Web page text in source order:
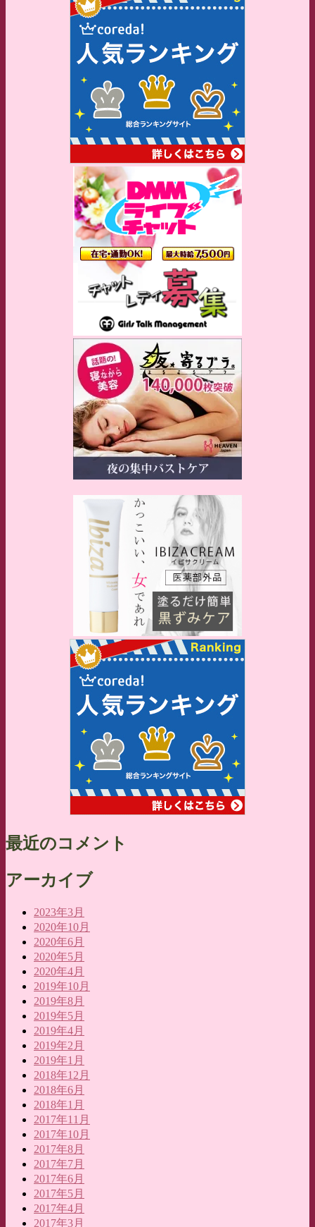
最近のコメント
アーカイブ
2023年3月
2020年10月
2020年6月
2020年5月
2020年4月
2019年10月
2019年8月
2019年5月
2019年4月
2019年2月
2019年1月
2018年12月
2018年6月
2018年1月
2017年11月
2017年10月
2017年8月
2017年7月
2017年6月
2017年5月
2017年4月
2017年3月